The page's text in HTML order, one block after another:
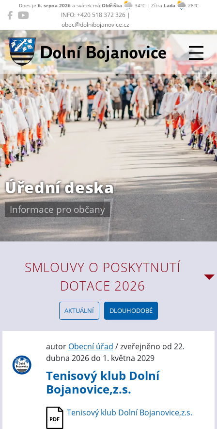
INFO: +420 518 372 326 |
obec@dolnibojanovice.cz
Dnes je 6. srpna 2026a svátek má Oldřiška 34°C | Zítra Lada 28°C
Dolní Bojanovice
Úřední deska
Informace pro občany
SMLOUVY O POSKYTNUTÍ
DOTACE 2026
AKTUÁLNÍ DLOUHODOBÉ
autor Obecní úřad / zveřejněno od 22.
dubna 2026 do 1. května 2029
Tenisový klub Dolní
Bojanovice,z.s.
Tenisový klub Dolní Bojanovice,z.s.